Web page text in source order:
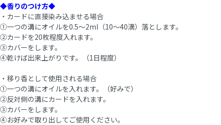
◆香りのつけ方◆
・カードに直接染み込ませる場合
①一つの溝にオイルを0.5～2ml（10～40滴）落とします。
②カードを20枚程度入れます。
③カバーをします。
④乾けば出来上がりです。（1日程度）
・移り香として使用される場合
①一つの溝にオイルを入れます。（好みで）
②反対側の溝にカードを入れます。
③カバーをします。
④お好みで取り出してご使用ください。